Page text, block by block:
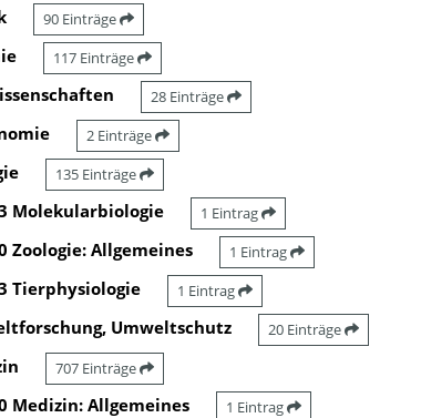
90 Einträge
117 Einträge
28 Einträge
2 Einträge
135 Einträge
Molekularbiologie 1 Eintrag
Zoologie: Allgemeines 1 Eintrag
Tierphysiologie 1 Eintrag
Umweltschutz 20 Einträge
707 Einträge
Medizin: Allgemeines 1 Eintrag